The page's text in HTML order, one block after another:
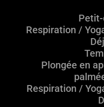
Respiration /
Plongée en
Respiration /